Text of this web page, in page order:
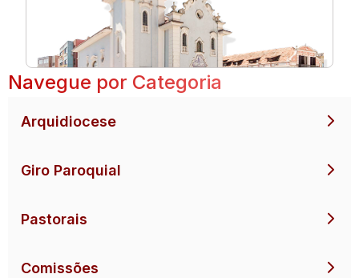
Navegue por Categoria
Arquidiocese
Giro Paroquial
Pastorais
Comissões